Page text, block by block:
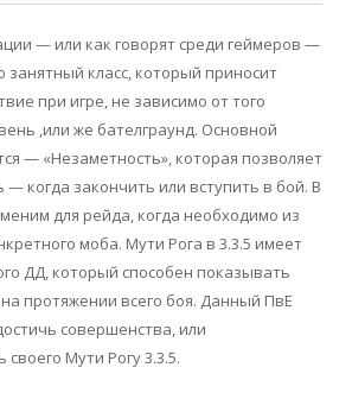
— или как говорят среди геймеров —
занятный класс, который приносит
при игре, не зависимо от того
,или же бателграунд. Основной
— «Незаметность», которая позволяет
когда закончить или вступить в бой. В
для рейда, когда необходимо из
моба. Мути Рога в 3.3.5 имеет
ДД, который способен показывать
протяжении всего боя. Данный ПвЕ
совершенства, или
Мути Рогу 3.3.5.